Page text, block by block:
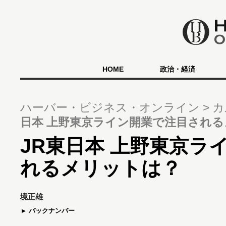
HOME 政治・経済
ハーバー・ビジネス・オンライン
日本 上野東京ライン開業で注目され
JR東日本 上野東京ラ
れるメリットは？
境正雄
バックナンバー